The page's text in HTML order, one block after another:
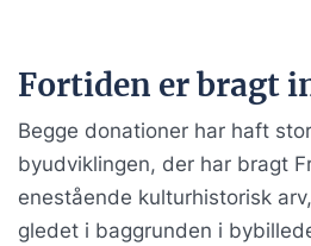
Fortiden er bragt
Begge donationer har haft
byudviklingen, der har bragt
enestående kulturhistorisk
gledet i baggrunden i